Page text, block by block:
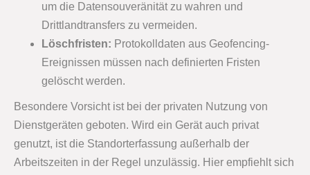
um die Datensouveränität zu wahren und
Drittlandtransfers zu vermeiden.
Löschfristen: Protokolldaten aus Geofencing-
Ereignissen müssen nach definierten Fristen
gelöscht werden.
Besondere Vorsicht ist bei der privaten Nutzung von
Dienstgeräten geboten. Wird ein Gerät auch privat
genutzt, ist die Standorterfassung außerhalb der
Arbeitszeiten in der Regel unzulässig. Hier empfiehlt sich